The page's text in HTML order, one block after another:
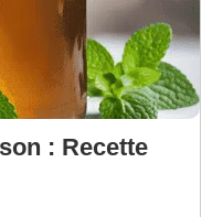
: Recette